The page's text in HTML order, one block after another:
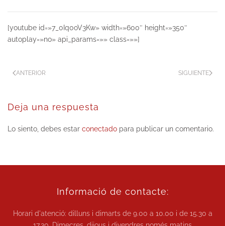
[youtube id=»7_0Iq0oV3Kw» width=»600″ height=»350″
autoplay=»no» api_params=»» class=»»]
ANTERIOR SIGUIENTE
Deja una respuesta
Lo siento, debes estar conectado para publicar un comentario.
Informació de contacte:
Horari d'atenció: dilluns i dimarts de9.00 a 10.00 i de 15.30 a